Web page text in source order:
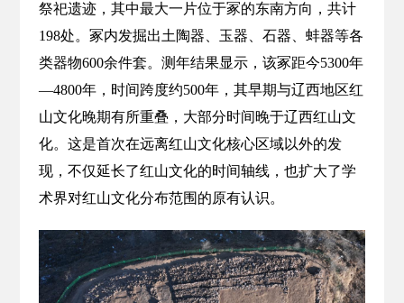
祭祀遗迹，其中最大一片位于冢的东南方向，共计
198处。冢内发掘出土陶器、玉器、石器、蚌器等各
类器物600余件套。测年结果显示，该冢距今5300年
—4800年，时间跨度约500年，其早期与辽西地区红
山文化晚期有所重叠，大部分时间晚于辽西红山文
化。这是首次在远离红山文化核心区域以外的发
现，不仅延长了红山文化的时间轴线，也扩大了学
术界对红山文化分布范围的原有认识。